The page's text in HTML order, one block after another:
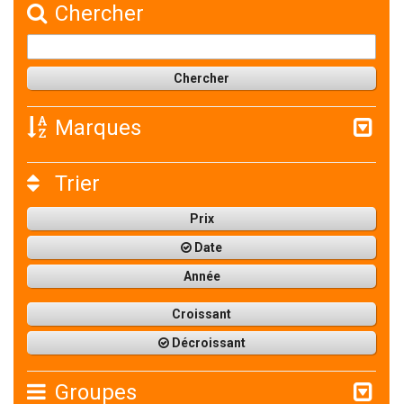
Chercher
Marques
Trier
Prix
Date
Année
Croissant
Décroissant
Groupes